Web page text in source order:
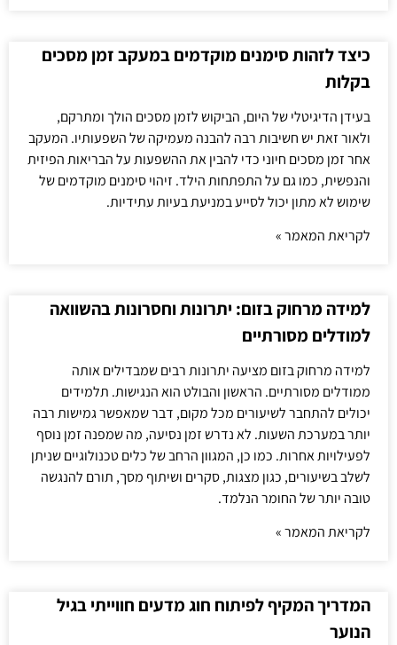
כיצד לזהות סימנים מוקדמים במעקב זמן מסכים
בקלות
בעידן הדיגיטלי של היום, הביקוש לזמן מסכים הולך ומתרקם,
ולאור זאת יש חשיבות רבה להבנה מעמיקה של השפעותיו. המעקב
אחר זמן מסכים חיוני כדי להבין את ההשפעות על הבריאות הפיזית
והנפשית, כמו גם על התפתחות הילד. זיהוי סימנים מוקדמים של
שימוש לא מתון יכול לסייע במניעת בעיות עתידיות.
לקריאת המאמר »
למידה מרחוק בזום: יתרונות וחסרונות בהשוואה
למודלים מסורתיים
למידה מרחוק בזום מציעה יתרונות רבים שמבדילים אותה
ממודלים מסורתיים. הראשון והבולט הוא הנגישות. תלמידים
יכולים להתחבר לשיעורים מכל מקום, דבר שמאפשר גמישות רבה
יותר במערכת השעות. לא נדרש זמן נסיעה, מה שמפנה זמן נוסף
לפעילויות אחרות. כמו כן, המגוון הרחב של כלים טכנולוגיים שניתן
לשלב בשיעורים, כגון מצגות, סקרים ושיתוף מסך, תורם להנגשה
טובה יותר של החומר הנלמד.
לקריאת המאמר »
המדריך המקיף לפיתוח חוג מדעים חווייתי בגיל
הנוער